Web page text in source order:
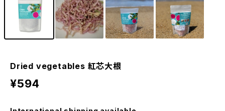
Dried vegetables 紅芯大根
¥594